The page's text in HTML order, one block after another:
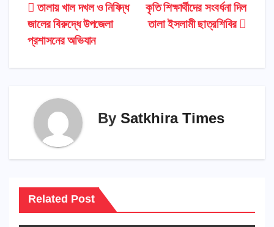
Post
navigation
কৃতি শিক্ষার্থীদের সংবর্ধনা দিল
তালা ইসলামী ছাত্রশিবির
তালায় খাল দখল ও নিষিদ্ধ
জালের বিরুদ্ধে উপজেলা
প্রশাসনের অভিযান
By Satkhira Times
Related Post